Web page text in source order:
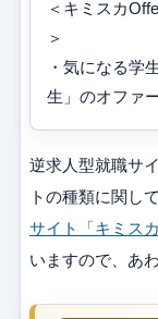
＜キミスカ
＞
・気になる学
生」のオファ
逆求人型就職サ
トの種類に関し
サイト「キミス
いますので、あ